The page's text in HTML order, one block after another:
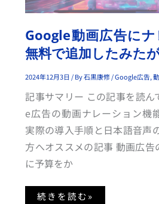
R
C
E
S
を
解
Google動画広告に
無料で追加したみた
2024年12月3日/ By石黒康修/Google広告,
記事サマリー この記事を読
e広告の動画ナレーション機
実際の導入手順と日本語音声
方へオススメの記事 動画広
に予算をか
ー
シ
を
無
料
で
加
た
み
た
が！？
続きを読む»